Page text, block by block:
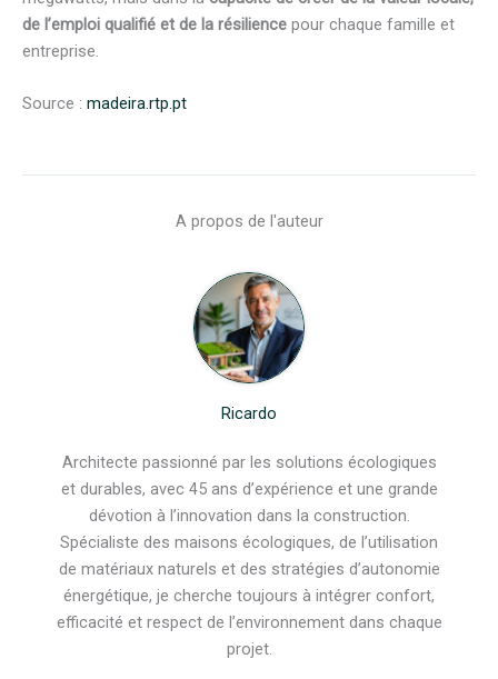
de l’emploi qualifié et de la résilience pour chaque famille et
entreprise.
Source : madeira.rtp.pt
A propos de l'auteur
Ricardo
Architecte passionné par les solutions écologiques
et durables, avec 45 ans d’expérience et une grande
dévotion à l’innovation dans la construction.
Spécialiste des maisons écologiques, de l’utilisation
de matériaux naturels et des stratégies d’autonomie
énergétique, je cherche toujours à intégrer confort,
efficacité et respect de l’environnement dans chaque
projet.